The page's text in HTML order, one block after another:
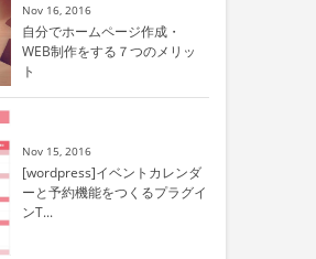
Nov 16, 2016
自分でホームページ作成・
WEB制作をする７つのメリッ
ト
Nov 15, 2016
[wordpress]イベントカレンダ
ーと予約機能をつくるプラグイ
ンT...